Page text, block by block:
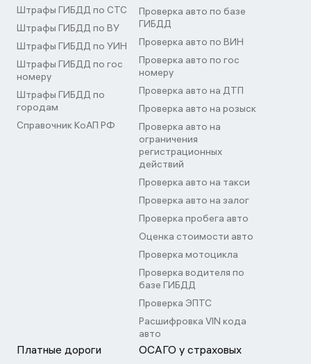
Штрафы ГИБДД по СТС
Штрафы ГИБДД по ВУ
Штрафы ГИБДД по УИН
Штрафы ГИБДД по гос
номеру
Штрафы ГИБДД по
городам
Справочник КоАП РФ
Проверка авто по базе
ГИБДД
Проверка авто по ВИН
Проверка авто по гос
номеру
Проверка авто на ДТП
Проверка авто на розыск
Проверка авто на
ограничения
регистрационных
действий
Проверка авто на такси
Проверка авто на залог
Проверка пробега авто
Оценка стоимости авто
Проверка мотоцикла
Проверка водителя по
базе ГИБДД
Проверка ЭПТС
Расшифровка VIN кода
авто
Платные дороги ОСАГО у страховых